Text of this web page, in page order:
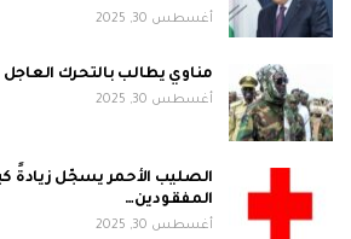
أغسطس 30, 2025
مناوي يطالب بالتحرك
أغسطس 30, 2025
الصليب الأحمر يسجّل زيادةً
المفقودين…
أغسطس 30, 2025